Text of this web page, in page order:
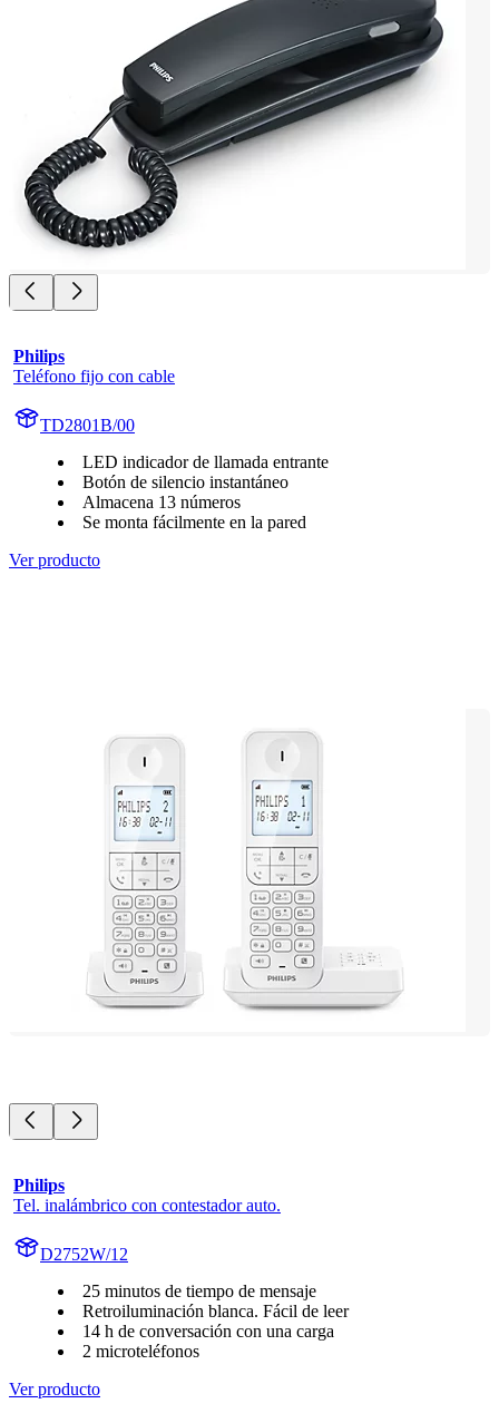
Philips
Teléfono fijo con cable
TD2801B/00
LED indicador de llamada entrante
Botón de silencio instantáneo
Almacena 13 números
Se monta fácilmente en la pared
Ver producto
Philips
Tel. inalámbrico con contestador auto.
D2752W/12
25 minutos de tiempo de mensaje
Retroiluminación blanca. Fácil de leer
14 h de conversación con una carga
2 microteléfonos
Ver producto